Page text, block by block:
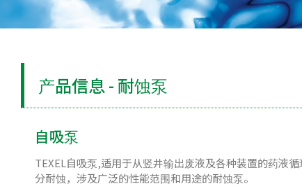
产品信息 - 耐蚀泵
自吸泵
TEXEL自吸泵,适用于从竖井输出废液及各种装置的药液
分耐蚀，涉及广泛的性能范围和用途的耐蚀泵。